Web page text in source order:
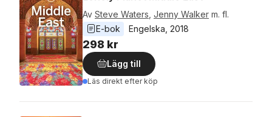
Av Steve Waters Jenny Walker m. fl.
E-bok
Engelska 2018
298 kr
Lägg till
Läs direkt efter köp